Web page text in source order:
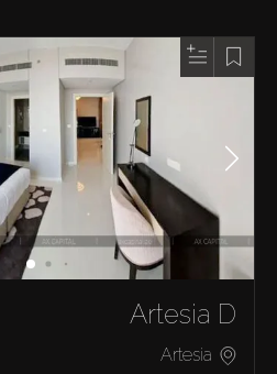
Artesia D
Artesia